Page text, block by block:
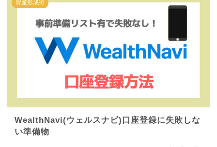
資産形成術
WealthNavi(ウェルスナビ)口座登録に失敗しな
い準備物